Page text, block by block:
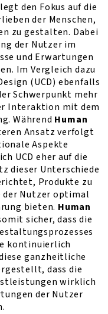
legt den Fokus auf die
der Menschen,
zu gestalten. Dabei
der Nutzer im
und Erwartungen
Im Vergleich dazu
(UCD) ebenfalls
Schwerpunkt mehr
Interaktion mit dem
Während Human
Ansatz verfolgt
Aspekte
UCD eher auf die
dieser Unterschiede
Produkte zu
der Nutzer optimal
bieten. Human
sicher, dass die
kontinuierlich
ganzheitliche
dass die
wirklich
der Nutzer